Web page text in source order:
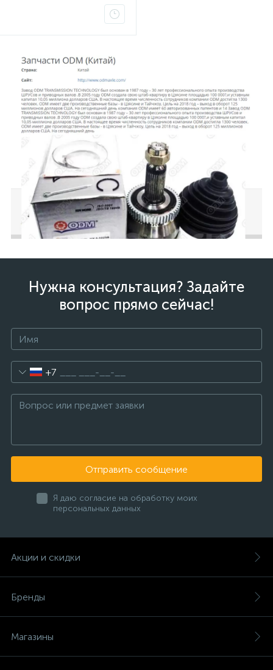
Нужна консультация? Задайте
вопрос прямо сейчас!
+7
Отправить сообщение
Я даю согласие на обработку моих
персональных данных
Акции и скидки
Бренды
Магазины